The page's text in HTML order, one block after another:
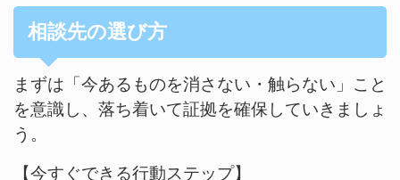
相談先の選び方
まずは「今あるものを消さない・触らない」こと
を意識し、落ち着いて証拠を確保していきましょ
う。
【今すぐできる行動ステップ】